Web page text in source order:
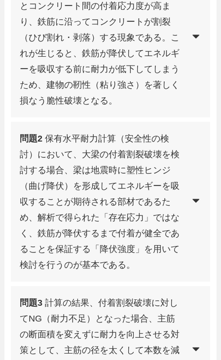
とコンクリート間の付着応力度が高ま
り、鉄筋に沿ってコンクリートが割裂
（ひび割れ・剥落）する現象である。こ
れが生じると、鉄筋が降伏してエネルギ
ーを吸収する前に耐力が低下してしまう
ため、建物の靭性（粘り強さ）を著しく
損なう脆性破壊となる。
問題2 保有水平耐力計算（安全性の検
討）において、大梁の付着割裂破壊を検
討する場合、梁は地震時に塑性ヒンジ
（曲げ降伏）を形成してエネルギーを吸
収することが期待される部材であるた
め、解析で得られた「存在応力」ではな
く、鉄筋が降伏するまで付着が健全であ
ることを保証する「降伏強度」を用いて
検討を行うのが基本である。
問題3 計算の結果、付着割裂破壊に対し
てNG（耐力不足）となった場合、主筋
の断面積を変えずに耐力を向上させる対
策として、主筋の径を太くして本数を減